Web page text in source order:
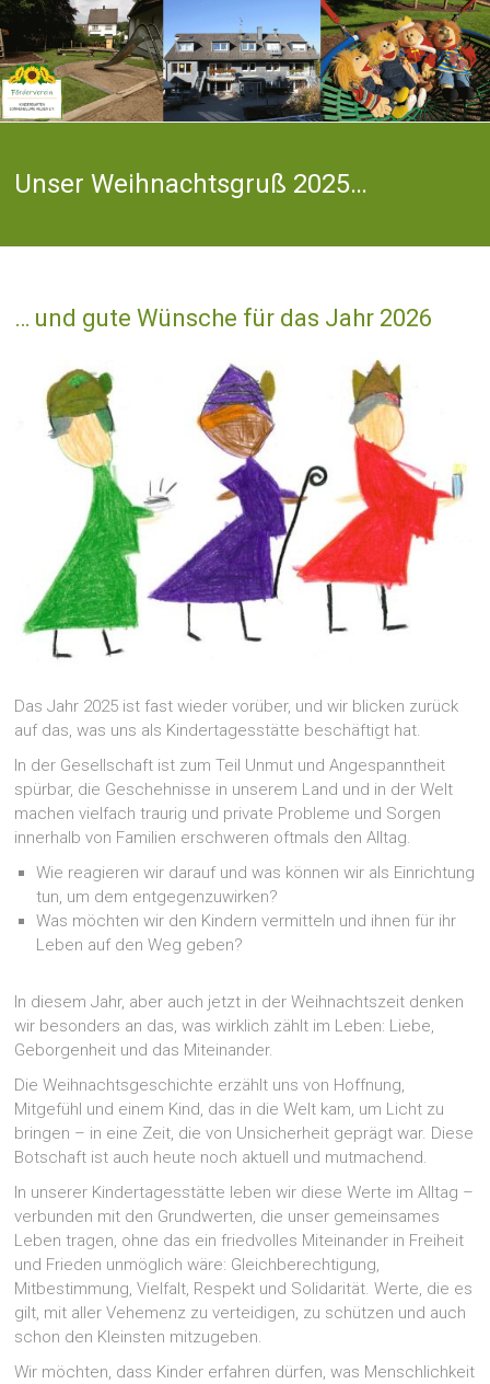
Zum
Inhalt
springen
Kindergarten
Sonnenblume
Hilgen e. V.
die Caritas
Kindertagesstätte
Unser Weihnachtsgruß 2025…
… und gute Wünsche für das Jahr 2026
Das Jahr 2025 ist fast wieder vorüber, und wir blicken zurück
auf das, was uns als Kindertagesstätte beschäftigt hat.
In der Gesellschaft ist zum Teil Unmut und Angespanntheit
spürbar, die Geschehnisse in unserem Land und in der Welt
machen vielfach traurig und private Probleme und Sorgen
innerhalb von Familien erschweren oftmals den Alltag.
Wie reagieren wir darauf und was können wir als Einrichtung
tun, um dem entgegenzuwirken?
Was möchten wir den Kindern vermitteln und ihnen für ihr
Leben auf den Weg geben?
In diesem Jahr, aber auch jetzt in der Weihnachtszeit denken
wir besonders an das, was wirklich zählt im Leben: Liebe,
Geborgenheit und das Miteinander.
Die Weihnachtsgeschichte erzählt uns von Hoffnung,
Mitgefühl und einem Kind, das in die Welt kam, um Licht zu
bringen – in eine Zeit, die von Unsicherheit geprägt war. Diese
Botschaft ist auch heute noch aktuell und mutmachend.
In unserer Kindertagesstätte leben wir diese Werte im Alltag –
verbunden mit den Grundwerten, die unser gemeinsames
Leben tragen, ohne das ein friedvolles Miteinander in Freiheit
und Frieden unmöglich wäre: Gleichberechtigung,
Mitbestimmung, Vielfalt, Respekt und Solidarität. Werte, die es
gilt, mit aller Vehemenz zu verteidigen, zu schützen und auch
schon den Kleinsten mitzugeben.
Wir möchten, dass Kinder erfahren dürfen, was Menschlichkeit